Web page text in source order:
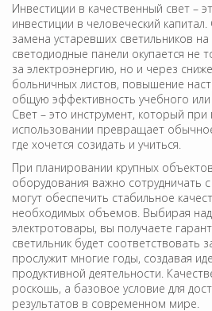
Инвестиции в качественный свет –
инвестиции в человеческий
замена устаревших светильников
светодиодные панели окупается не
за электроэнергию, но и через
больничных листов, повышение
общую эффективность учебного
Свет – это инструмент, который
использовании превращает
где хочется созидать и учиться.
При планировании крупных
оборудования важно сотрудничать
могут обеспечить стабильное
необходимых объемов. Выбирая
электротовары, вы получаете
светильник будет соответствовать
прослужит многие годы, создавая
продуктивной деятельности.
роскошь, а базовое условие для
результатов в современном мире.